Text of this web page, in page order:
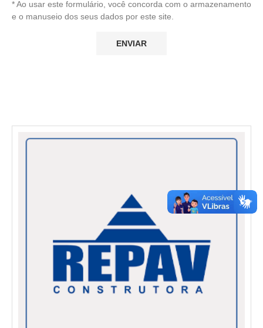
* Ao usar este formulário, você concorda com o armazenamento
e o manuseio dos seus dados por este site.